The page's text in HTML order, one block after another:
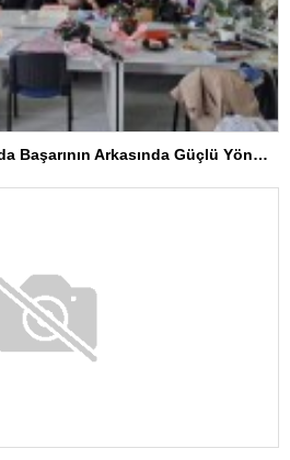
Iğdır İnönü Ortaokulu’nda Başarının Arkasında Güçlü Yönetim ve Özverili Eğitim Kadrosu Bulunuyor